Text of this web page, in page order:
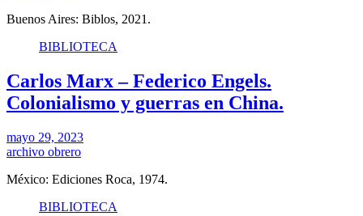
Buenos Aires: Biblos, 2021.
BIBLIOTECA
Carlos Marx – Federico Engels.
Colonialismo y guerras en China.
mayo 29, 2023
archivo obrero
México: Ediciones Roca, 1974.
BIBLIOTECA